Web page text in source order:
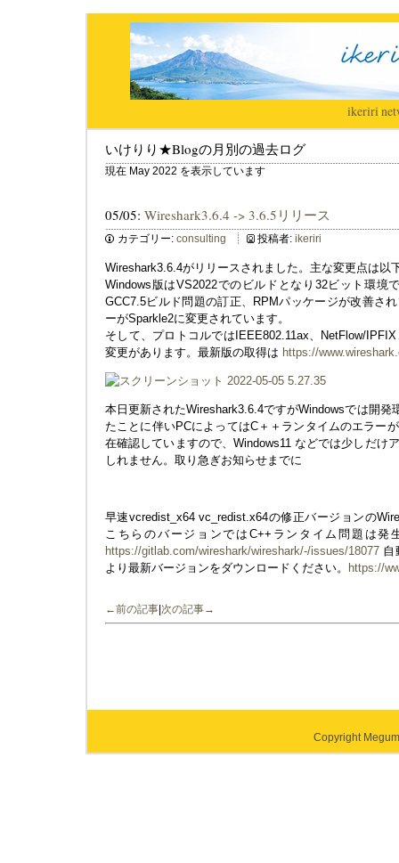
ikeriri|
いけりり★Blogの月別の過去ログ
現在 May 2022 を表示しています
05/05: Wireshark3.6.4 -> 3.6.5リリース
カテゴリー: consulting 投稿者: ikeriri
Wireshark3.6.4がリリースされました。主な変更点は以
Windows版はVS2022でのビルドとなり32ビット環境
GCC7.5ビルド問題の訂正、RPMパッケージが改善さ
ーがSparkle2に変更されています。
そして、プロトコルではIEEE802.11ax、NetFlow/
変更があります。最新版の取得は https://
本日更新されたWireshark3.6.4ですがWindowsでは開発
たことに伴いPCによってはC＋＋ランタイムのエラー
在確認していますので、Windows11 などでは少しだけ
しれません。取り急ぎお知らせまでに
早速vcredist_x64 vc_redist.x64の修正バージョンの
こちらのバージョンではC++ランタイム問題は発
https://gitlab.com/wireshark/wireshark/-/issues/18077 自
より最新バージョンをダウンロードください。
https://
←前の記事 次の記事→
Copyright